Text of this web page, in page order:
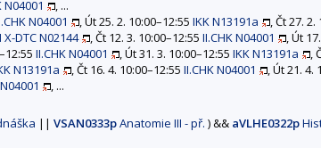
N04001
, ...
N04001 , Út 25. 2. 10:00–12:55 IKK N13191a , Čt 27. 2.
X-DTC N02144 , Čt 12. 3. 10:00–12:55 II.CHK N04001 , Út
II.CHK N04001 , Út 31. 3. 10:00–12:55 IKK N13191a ,
N13191a , Čt 16. 4. 10:00–12:55 II.CHK N04001 , Út 21. 4.
, ...
|| VSAN0333pAnatomie III - př. )&& aVLHE0322p